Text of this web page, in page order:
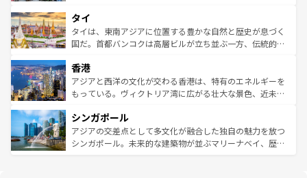
リティに包まれながら、韓国の多彩な魅力を心ゆくまで味
わってみてほしい。 なお、新着の韓国情報はコンテンツ一
覧を参照してほしい。
急速な発展と共に伝統が息づく。ハノイの古い町並みやホ
ーチミン市のフランス統治時代の建物も、独特の雰囲気を
醸し出している。また、バラエティの豊かさとおいしさで
とつ。フォーやバインミー、ベトナムコーヒーなどは、ぜ
ひ現地で味わいたい。どの地域を訪れてもあたたかい人々
が旅行者を迎えてくれるので、きっと忘れられない旅にな
参照してほしい。
タイ
タイは、東南アジアに位置する豊かな自然と歴史が息づく
国だ。首都バンコクは高層ビルが立ち並ぶ一方、伝統的な
の活気が交差している。北部ではチェンマイなどの山岳地
帯で自然と触れ合い、南部ではプーケットやクラビの美し
いビーチでリゾート気分を楽しむことができる。タイ料理
激する。気候は一年中温暖で、どの季節にも異なる楽しみ
が待っている。親しみやすいタイの人々、仏教を中心とし
た文化、そして多様な観光資源が、訪れる旅人を魅了し続
香港
アジアと西洋の文化が交わる香港は、特有のエネルギーを
もっている。ヴィクトリア湾に広がる壮大な景色、近未来
み、どこを訪れても感動するはず。観光スポットが密集し
ており、効率よく見どころを回れるのも魅力。息をのむよ
うな絶景から文化的な体験まで、香港を存分に楽しみ尽く
シンガポール
アジアの交差点として多文化が融合した独自の魅力を放つ
シンガポール。未来的な建築物が並ぶマリーナベイ、歴史